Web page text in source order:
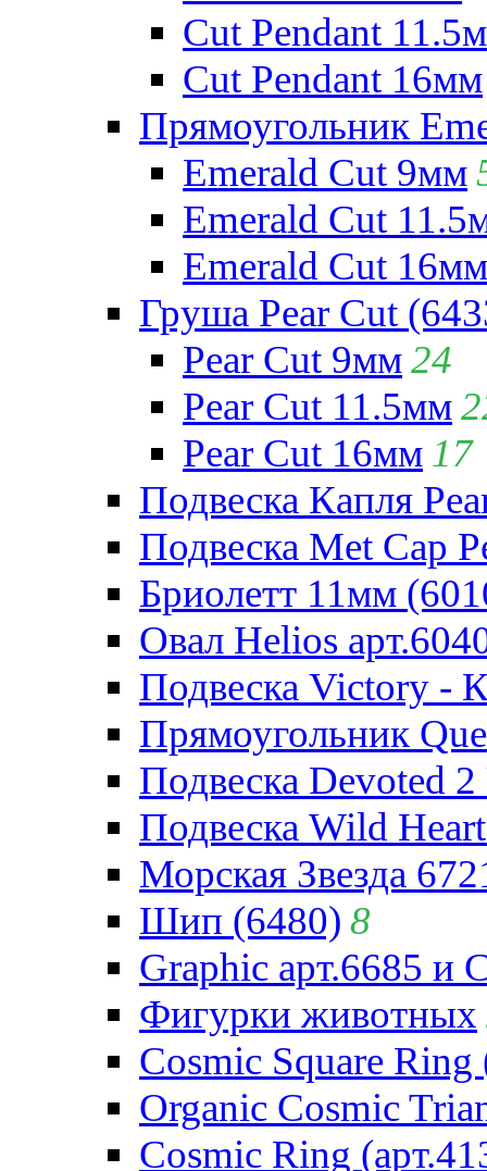
Cut Pendant
Cut Pendant 16мм
Прямоугольник
Emerald Cut 9мм
Emerald Cut
Emerald Cut 16мм
Груша Pear Cut
Pear Cut 9мм24
Pear Cut 11.5мм
Pear Cut 16мм 17
Подвеска Капля
Подвеска Met Cap
Бриолетт 11мм
Овал Helios
Подвеска Victory -
Прямоугольник
Подвеска Devoted
Подвеска Wild
Морская Звезда
Шип (6480) 8
Graphic арт.6685 и
Фигурки животных
Cosmic Square Ring
Organic Cosmic
Cosmic Ring